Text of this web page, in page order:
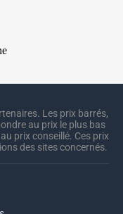
Les prix barrés,
au prix le plus bas
prix conseillé. Ces prix
des sites concernés.